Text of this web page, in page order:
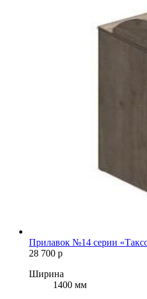
Прилавок №14 серии
28 700 р
Ширина
1400 мм